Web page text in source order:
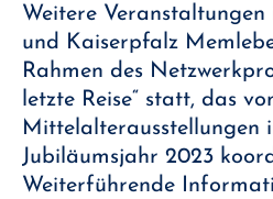
Weitere
und Kaiserpfalz
Rahmen des
letzte Reise“ statt, das
Mittelalterausstellungen
Jubiläumsjahr 2023
Weiterführende